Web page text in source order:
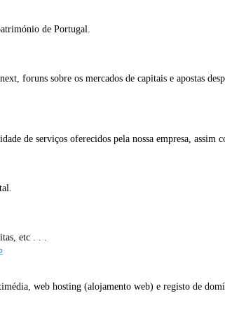
de Portugal.
foruns sobre os mercados de capitais e apostas
de serviços oferecidos pela nossa empresa, assim
etc . . .
web hosting (alojamento web) e registo de